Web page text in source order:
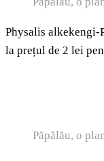
Physalis alkekengi-
la prețul de 2 lei
Păpălău, o